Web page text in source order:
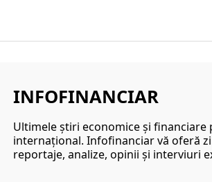
INFOFINANCIAR
Ultimele ştiri economice şi financiare
internaţional. Infofinanciar vă oferă
reportaje, analize, opinii şi interviuri